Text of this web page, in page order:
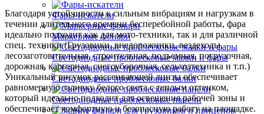
Фары-искатели
Маркерные фонари
Светодиодные проблесковые маяки и фары
Светодиодные проблесковые балки
Светодиодные проблесковые панели
Благодаря устойчивости к сильным вибрациям и нагрузкам в
течении длительного времени бесперебойной работы, фара
идеально подходит как для мото-техники, так и для различной
спец. техники (Грузовики, внедорожники, вездеходы,
лесозаготовительная, строительная, подъемная, погрузочная,
дорожная, карьерная, снегоуборочная, сельхозтехника и т.п.)
Уникальный рисунок рассеивающей линзы обеспечивает
равномерную заливку белого света с теплым оттенком,
который идеально подходит для освещения рабочей зоны и
обеспечивает комфортную и безопасную работу на площадке.